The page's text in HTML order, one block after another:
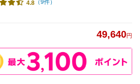
4.8 （9件）
49,640円